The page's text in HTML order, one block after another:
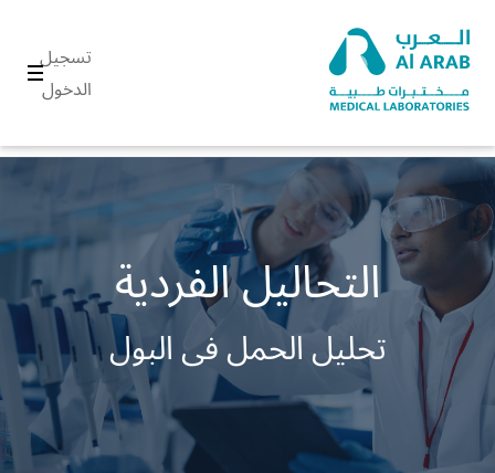
تسجيل
الدخول
التحاليل الفردية
تحليل الحمل فى البول